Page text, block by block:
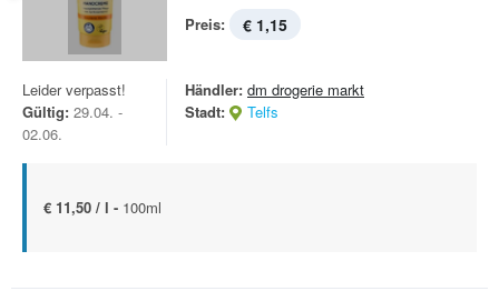
Preis: € 1,15
Leider verpasst!
Gültig: 29.04. -
02.06.
Händler: dm drogerie markt
Stadt:
Telfs
€ 11,50 / l - 100ml